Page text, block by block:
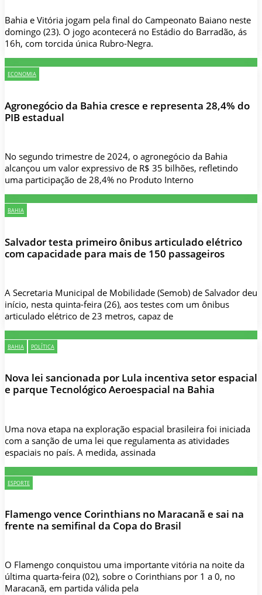
Bahia e Vitória jogam pela final do Campeonato Baiano neste
domingo (23). O jogo acontecerá no Estádio do Barradão, ás
16h, com torcida única Rubro-Negra.
ECONOMIA
Agronegócio da Bahia cresce e representa 28,4% do
PIB estadual
No segundo trimestre de 2024, o agronegócio da Bahia
alcançou um valor expressivo de R$ 35 bilhões, refletindo
uma participação de 28,4% no Produto Interno
BAHIA
Salvador testa primeiro ônibus articulado elétrico
com capacidade para mais de 150 passageiros
A Secretaria Municipal de Mobilidade (Semob) de Salvador deu
início, nesta quinta-feira (26), aos testes com um ônibus
articulado elétrico de 23 metros, capaz de
BAHIA POLÍTICA
Nova lei sancionada por Lula incentiva setor espacial
e parque Tecnológico Aeroespacial na Bahia
Uma nova etapa na exploração espacial brasileira foi iniciada
com a sanção de uma lei que regulamenta as atividades
espaciais no país. A medida, assinada
ESPORTE
Flamengo vence Corinthians no Maracanã e sai na
frente na semifinal da Copa do Brasil
O Flamengo conquistou uma importante vitória na noite da
última quarta-feira (02), sobre o Corinthians por 1 a 0, no
Maracanã, em partida válida pela